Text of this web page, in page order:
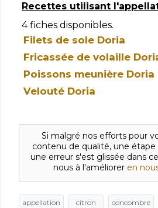
Recettes utilisant
4 fiches disponibles.
Filets de sole Doria
Fricassée de volaille
Poissons meunière Doria
Velouté Doria
Si malgré nos efforts pour
contenu de qualité, une étape
une erreur s'est glissée dans
nous à l'améliorer en
appellation citron concombre